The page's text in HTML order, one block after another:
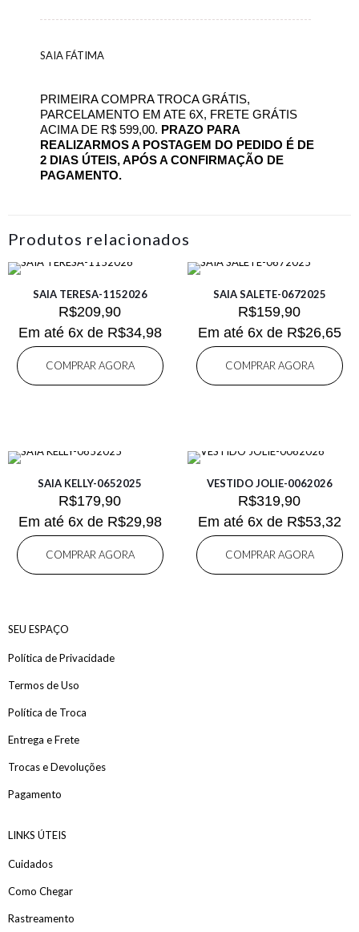
SAIA FÁTIMA
PRIMEIRA COMPRA TROCA GRÁTIS,
PARCELAMENTO EM ATE 6X, FRETE GRÁTIS
ACIMA DE R$ 599,00. PRAZO PARA
REALIZARMOS A POSTAGEM DO PEDIDO É DE
2 DIAS ÚTEIS, APÓS A CONFIRMAÇÃO DE
PAGAMENTO.
Produtos relacionados
SAIA TERESA-1152026
R$209,90
Em até 6x de R$34,98
COMPRAR AGORA
SAIA SALETE-0672025
R$159,90
Em até 6x de R$26,65
COMPRAR AGORA
SAIA KELLY-0652025
R$179,90
Em até 6x de R$29,98
COMPRAR AGORA
VESTIDO JOLIE-0062026
R$319,90
Em até 6x de R$53,32
COMPRAR AGORA
SEU ESPAÇO
Política de Privacidade
Termos de Uso
Política de Troca
Entrega e Frete
Trocas e Devoluções
Pagamento
LINKS ÚTEIS
Cuidados
Como Chegar
Rastreamento